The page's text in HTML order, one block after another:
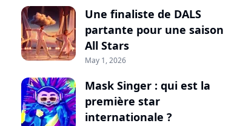
Une finaliste de DALS
partante pour une saison
All Stars
May 1, 2026
Mask Singer : qui est la
première star
internationale ?